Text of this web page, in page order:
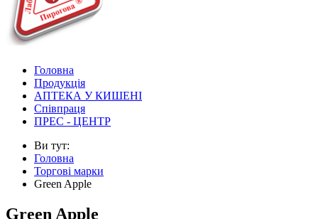
Головна
Продукція
АПТЕКА У КИШЕНІ
Співпраця
ПРЕС - ЦЕНТР
Ви тут:
Головна
Торгові марки
Green Apple
Green Apple